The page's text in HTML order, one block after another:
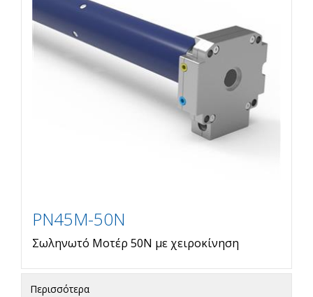
PN45M-50N
Σωληνωτό Μοτέρ 50Ν με χειροκίνηση
Περισσότερα